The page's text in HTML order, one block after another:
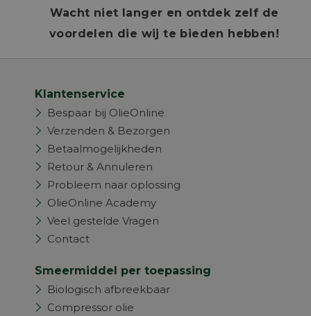
Wacht niet langer en ontdek zelf de
voordelen die wij te bieden hebben!
Klantenservice
Bespaar bij OlieOnline
Verzenden & Bezorgen
Betaalmogelijkheden
Retour & Annuleren
Probleem naar oplossing
OlieOnline Academy
Veel gestelde Vragen
Contact
Smeermiddel per toepassing
Biologisch afbreekbaar
Compressor olie